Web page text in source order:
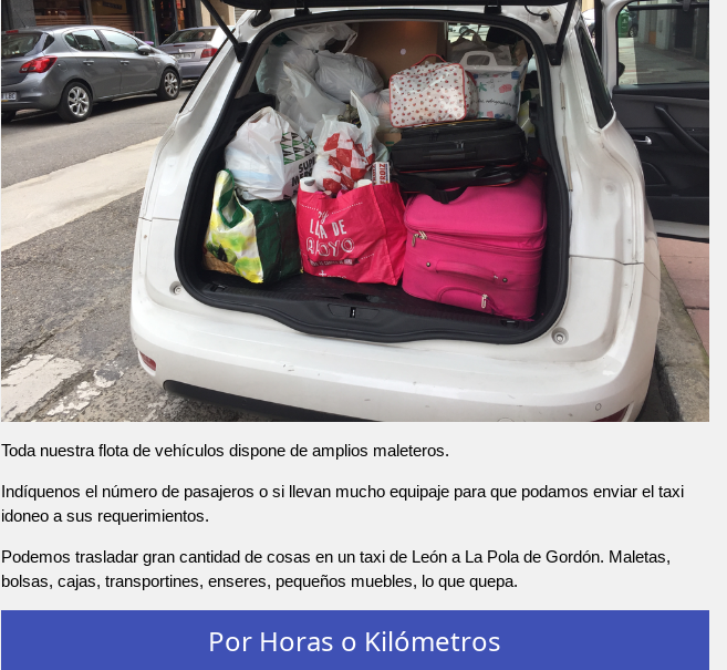
Toda nuestra flota de vehículos dispone de amplios maleteros.
Indíquenos el número de pasajeros o si llevan mucho equipaje para que podamos enviar el taxi
idoneo a sus requerimientos.
Podemos trasladar gran cantidad de cosas en un taxi de León a La Pola de Gordón. Maletas,
bolsas, cajas, transportines, enseres, pequeños muebles, lo que quepa.
Por Horas o Kilómetros